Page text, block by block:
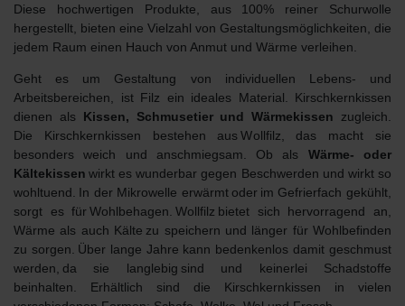
Diese hochwertigen Produkte, aus 100% reiner Schurwolle
hergestellt, bieten eine Vielzahl von Gestaltungsmöglichkeiten, die
jedem Raum einen Hauch von Anmut und Wärme verleihen.
Geht es um Gestaltung von individuellen Lebens- und
Arbeitsbereichen , ist Filz ein ideales Material. Kirschkernkissen
dienen als Kissen, Schmusetier und Wärmekissen zugleich.
Die Kirschkernkissen bestehen aus Wollfilz, das macht sie
besonders weich und anschmiegsam. Ob als Wärme- oder
Kältekissen wirkt es wunderbar gegen Beschwerden und wirkt so
wohltuend. In der Mikrowelle erwärmt oder im Gefrierfach gekühlt,
sorgt es für Wohlbehagen. Wollfilz bietet sich hervorragend an,
Wärme als auch Kälte zu speichern und länger für Wohlbefinden
zu sorgen. Über lange Jahre kann bedenkenlos damit geschmust
werden, da sie langlebig sind und keinerlei Schadstoffe
beinhalten. Erhältlich sind die Kirschkernkissen in vielen